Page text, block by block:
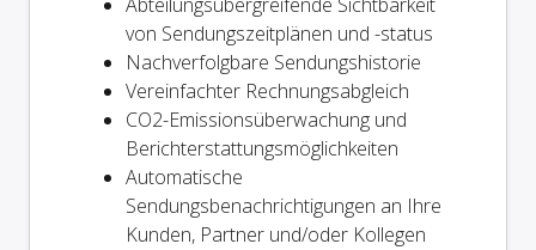
von Sendungszeitplänen und -status
Nachverfolgbare Sendungshistorie
Vereinfachter Rechnungsabgleich
CO2-Emissionsüberwachung und
Berichterstattungsmöglichkeiten
Automatische
Sendungsbenachrichtigungen an Ihre
Kunden, Partner und/oder Kollegen